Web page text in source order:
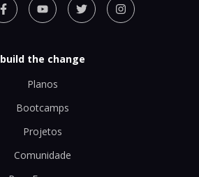
build the change
Planos
Bootcamps
Projetos
Comunidade